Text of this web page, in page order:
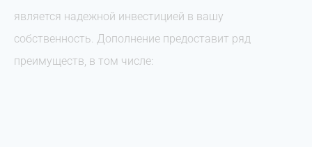
является надежной инвестицией в вашу
собственность. Дополнение предоставит ряд
преимуществ, в том числе: